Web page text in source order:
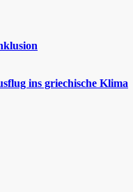
ins griechische Klima